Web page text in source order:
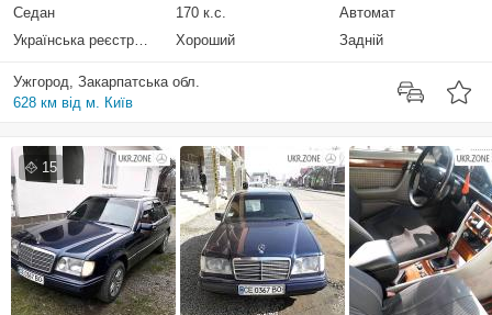
Седан
170 к.с.
Автомат
Українська реєстрація
Хороший Задній
Ужгород, Закарпатська обл.
628 км від м. Київ
15